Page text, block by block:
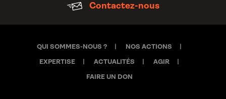
Contactez-nous
QUI SOMMES-NOUS ? NOS ACTIONS
EXPERTISE ACTUALITÉS AGIR
FAIRE UN DON